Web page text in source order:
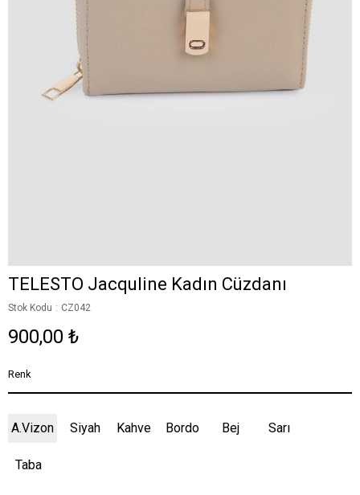
TELESTO Jacquline Kadın Cüzdanı
Stok Kodu CZ042
900,00 ₺
Renk
A.Vizon Siyah Kahve Bordo Bej Sarı
Taba